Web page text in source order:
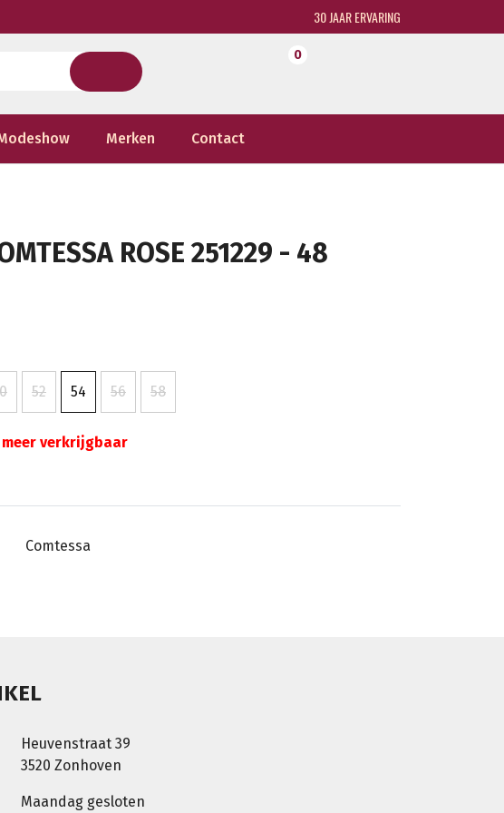
30 JAAR ERVARING
0
Merken Contact
ROSE 251229 - 48
52 54 56 58
verkrijgbaar
Comtessa
Heuvenstraat 39
3520 Zonhoven
Maandag gesloten